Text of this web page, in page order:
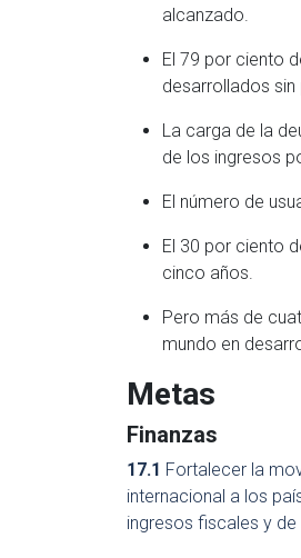
alcanzado.
El 79 por ciento
desarrollados
La carga de la
de los ingresos
El número de
El 30 por ciento
cinco años.
Pero más de
mundo en
Metas
Finanzas
17.1 Fortalecer la
internacional a los
ingresos fiscales y